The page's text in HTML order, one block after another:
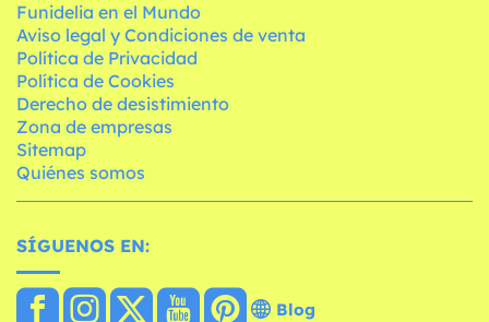
Funidelia en el Mundo
Aviso legal y Condiciones de venta
Política de Privacidad
Política de Cookies
Derecho de desistimiento
Zona de empresas
Sitemap
Quiénes somos
SÍGUENOS EN:
Blog